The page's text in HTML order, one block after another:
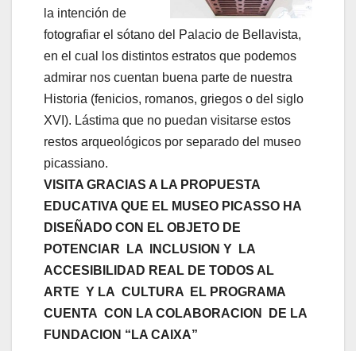
la intención de
fotografiar el sótano del Palacio de Bellavista,
en el cual los distintos estratos que podemos
admirar nos cuentan buena parte de nuestra
Historia (fenicios, romanos, griegos o del siglo
XVI). Lástima que no puedan visitarse estos
restos arqueológicos por separado del museo
picassiano.
VISITA GRACIAS A LA PROPUESTA
EDUCATIVA QUE EL MUSEO PICASSO HA
DISEÑADO CON EL OBJETO DE
POTENCIAR LA INCLUSION Y LA
ACCESIBILIDAD REAL DE TODOS AL
ARTE Y LA CULTURA EL PROGRAMA
CUENTA CON LA COLABORACION DE LA
FUNDACION “LA CAIXA”